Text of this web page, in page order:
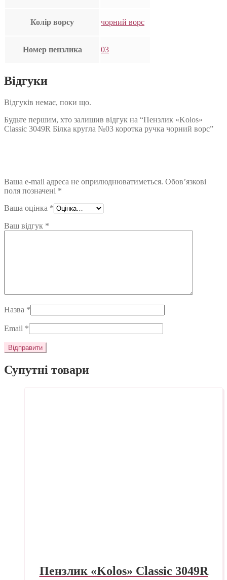
Колір ворсу чорний ворс
Номер пензлика 03
Відгуки
Відгуків немає, поки що.
Будьте першим, хто залишив відгук на “Пензлик «Kolos»
Classic 3049R Білка кругла №03 коротка ручка чорний ворс”
Ваша e-mail адреса не оприлюднюватиметься. Обов’язкові
поля позначені *
Ваша оцінка *
Ваш відгук *
Назва *
Email *
Супутні товари
Пензлик «Kolos» Classic 3049R